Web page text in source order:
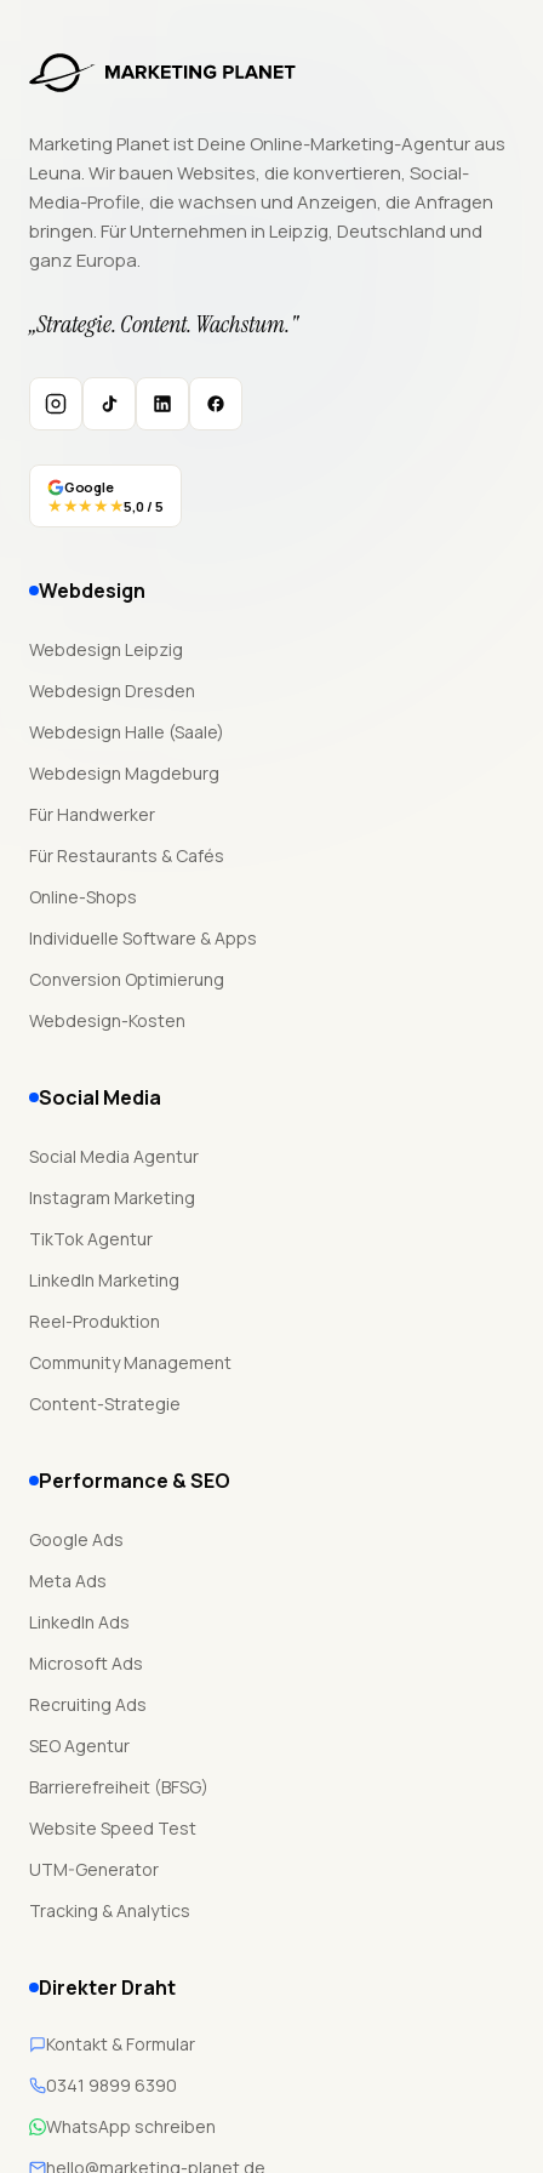
Marketing Planet ist Deine Online-Marketing-Agentur aus
Leuna. Wir bauen Websites, die konvertieren, Social-
Media-Profile, die wachsen und Anzeigen, die Anfragen
bringen. Für Unternehmen in Leipzig, Deutschland und
ganz Europa.
„Strategie. Content. Wachstum."
InstagramTikTokLinkedInFacebook
Google
★★★★★5,0 / 5
Webdesign
Webdesign Leipzig
Webdesign Dresden
Webdesign Halle (Saale)
Webdesign Magdeburg
Für Handwerker
Für Restaurants & Cafés
Online-Shops
Individuelle Software & Apps
Conversion Optimierung
Webdesign-Kosten
Social Media
Social Media Agentur
Instagram Marketing
TikTok Agentur
LinkedIn Marketing
Reel-Produktion
Community Management
Content-Strategie
Performance & SEO
Google Ads
Meta Ads
LinkedIn Ads
Microsoft Ads
Recruiting Ads
SEO Agentur
Barrierefreiheit (BFSG)
Website Speed Test
UTM-Generator
Tracking & Analytics
Direkter Draht
Kontakt & Formular
0341 9899 6390
WhatsApp schreiben
hello@marketing-planet.de